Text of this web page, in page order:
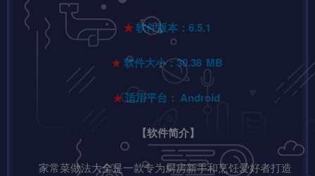
★软件版本：6.5.1
★软件大小：30.38 MB
★适用平台： Android
【软件简介】
家常菜做法大全是一款专为厨房新手和烹饪爱好者打造